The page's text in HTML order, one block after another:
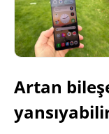
Artan